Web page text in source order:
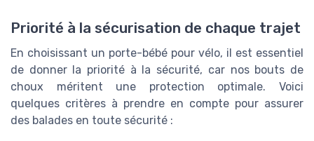
Priorité à la sécurisation de chaque trajet
En choisissant un porte-bébé pour vélo, il est essentiel
de donner la priorité à la sécurité, car nos bouts de
choux méritent une protection optimale. Voici
quelques critères à prendre en compte pour assurer
des balades en toute sécurité :